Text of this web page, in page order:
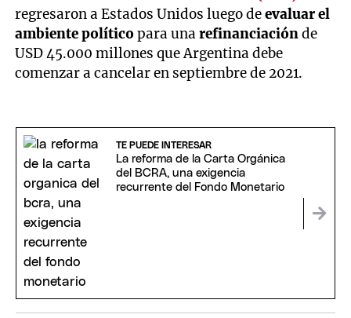
regresaron a Estados Unidos luego deevaluar el
ambiente políticopara unarefinanciaciónde
USD 45.000 millones que Argentina debe
comenzar a cancelar en septiembre de 2021.
TE PUEDE INTERESAR
La reforma de la Carta Orgánica
del BCRA, una exigencia
recurrente del Fondo Monetario